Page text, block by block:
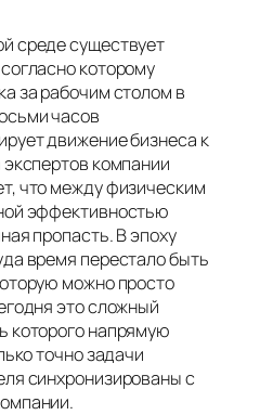
среде существует
которому
за рабочим столом в
часов
движение бизнеса к
компании
что между физическим
эффективностью
пропасть. В эпоху
время перестало быть
можно просто
это сложный
которого напрямую
точно задачи
синхронизированы с